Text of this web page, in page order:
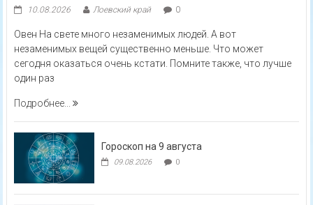
10.08.2026 Лоевский край 0
Овен На свете много незаменимых людей. А вот
незаменимых вещей существенно меньше. Что может
сегодня оказаться очень кстати. Помните также, что лучше
один раз
Подробнее...
Гороскоп на 9 августа
09.08.2026 0